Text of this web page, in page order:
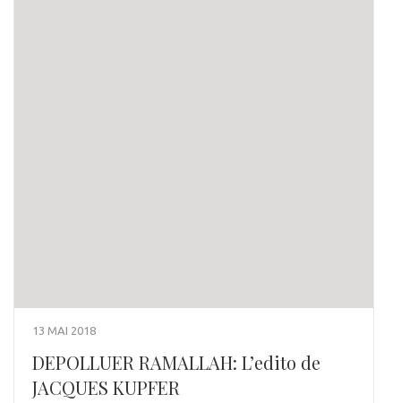
13 MAI 2018
DEPOLLUER RAMALLAH: L’edito de
JACQUES KUPFER